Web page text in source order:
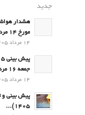
جدید
مورخ 14 مرداد 1405...
14 مرداد 1405 - 2:18 ب.ظ
جمعه 16 مرداد 1405...
14 مرداد 1405 - 1:43 ب.ظ
۱۴۰۵)...